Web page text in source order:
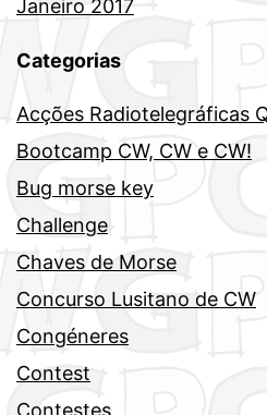
Janeiro 2017
Categorias
Acções Radiotelegráficas
Bootcamp CW, CW e CW!
Bug morse key
Challenge
Chaves de Morse
Concurso Lusitano de CW
Congéneres
Contest
Contestes